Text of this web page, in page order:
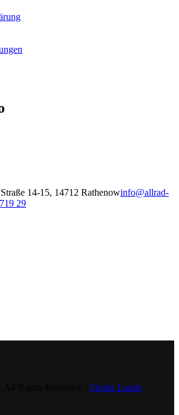
14-15, 14712 Rathenowinfo@allrad-
29
Studio Lando